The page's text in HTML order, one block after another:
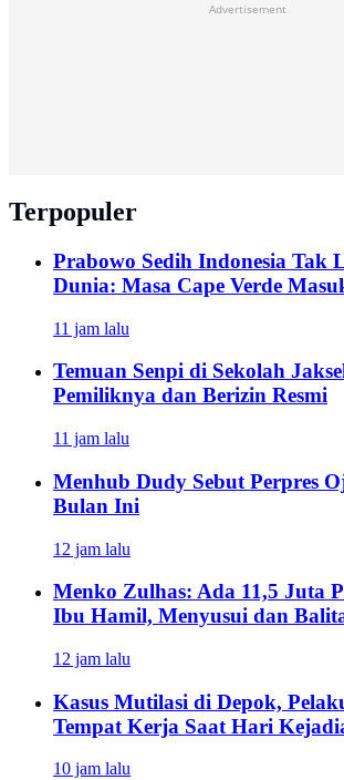
Advertisement
Terpopuler
Prabowo Sedih Indonesia Tak
Dunia: Masa Cape Verde
11 jam lalu
Temuan Senpi di Sekolah
Pemiliknya dan Berizin Resmi
11 jam lalu
Menhub Dudy Sebut Perpres
Bulan Ini
12 jam lalu
Menko Zulhas: Ada 11,5 Juta
Ibu Hamil, Menyusui dan
12 jam lalu
Kasus Mutilasi di Depok,
Tempat Kerja Saat Hari
10 jam lalu